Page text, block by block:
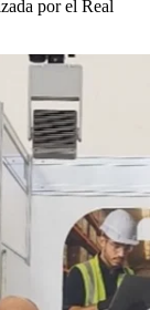
por el Real